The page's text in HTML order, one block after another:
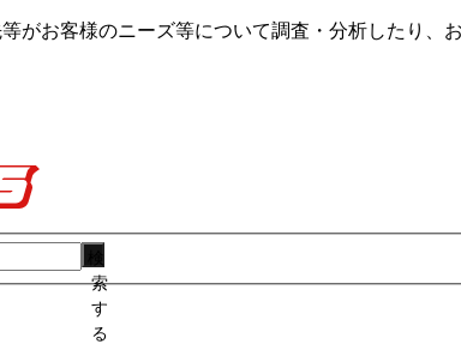
がお客様のニーズ等について調査・分析したり、
索
す
る